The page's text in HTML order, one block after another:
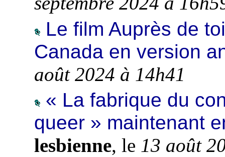
Le film Auprès de
Canada en version
août 2024 à 14h41
« La fabrique du
queer » maintenant
lesbienne, le 13 août